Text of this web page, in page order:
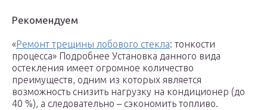
Рекомендуем
«Ремонт трещины лобового стекла: тонкости
процесса» Подробнее Установка данного вида
остекления имеет огромное количество
преимуществ, одним из которых является
возможность снизить нагрузку на кондиционер (до
40 %), а следовательно – сэкономить топливо.